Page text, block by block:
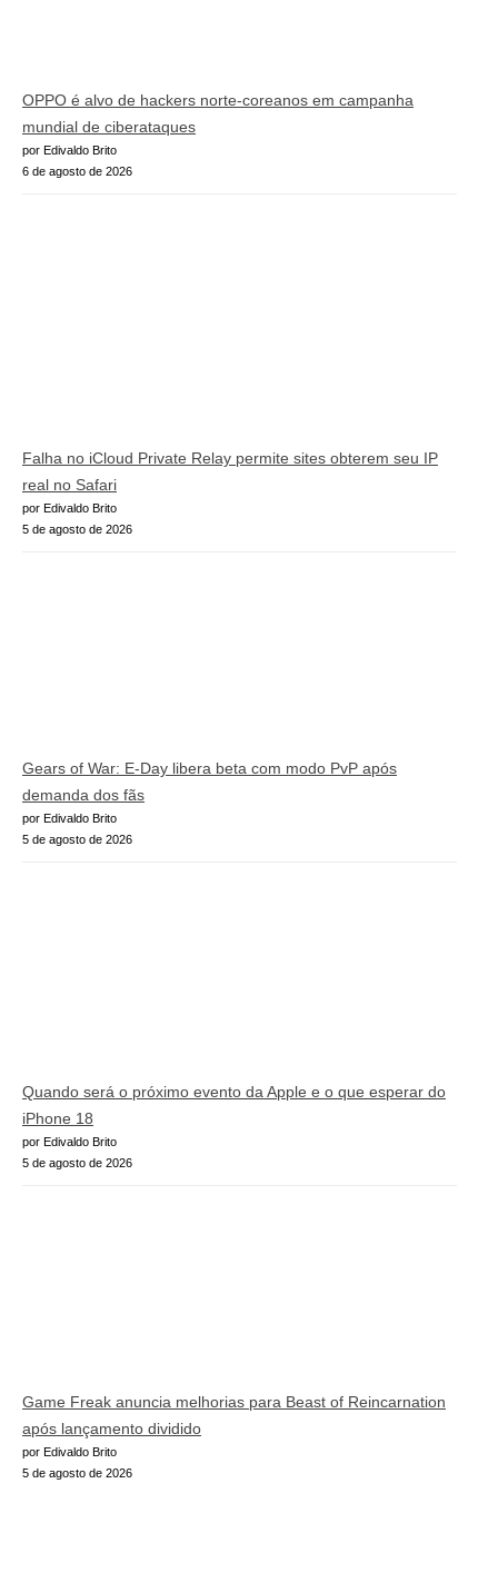
OPPO é alvo de hackers norte-coreanos em campanha
mundial de ciberataques
por Edivaldo Brito
6 de agosto de 2026
Falha no iCloud Private Relay permite sites obterem seu IP
real no Safari
por Edivaldo Brito
5 de agosto de 2026
Gears of War: E-Day libera beta com modo PvP após
demanda dos fãs
por Edivaldo Brito
5 de agosto de 2026
Quando será o próximo evento da Apple e o que esperar do
iPhone 18
por Edivaldo Brito
5 de agosto de 2026
Game Freak anuncia melhorias para Beast of Reincarnation
após lançamento dividido
por Edivaldo Brito
5 de agosto de 2026